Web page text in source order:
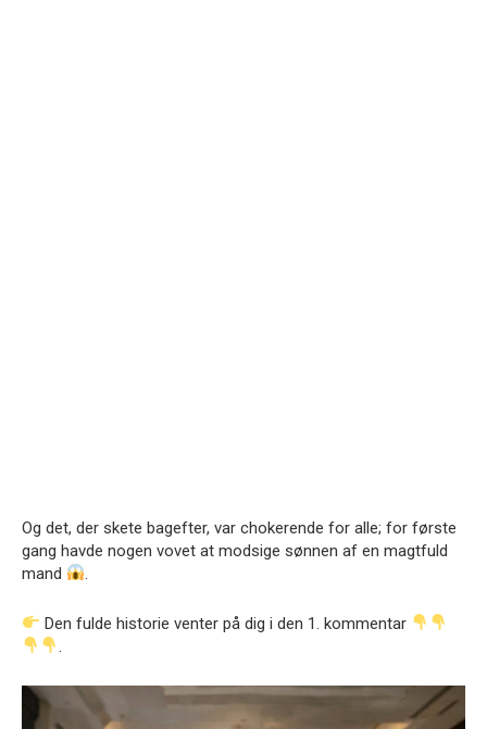
Og det, der skete bagefter, var chokerende for alle; for første
gang havde nogen vovet at modsige sønnen af en magtfuld
mand
.
Den fulde historie venter på dig i den 1. kommentar
.